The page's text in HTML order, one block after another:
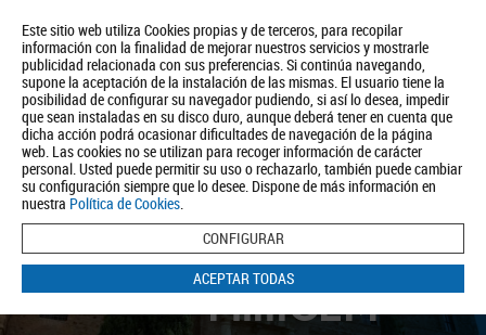
Este sitio web utiliza Cookies propias y de terceros, para recopilar
información con la finalidad de mejorar nuestros servicios y mostrarle
publicidad relacionada con sus preferencias. Si continúa navegando,
supone la aceptación de la instalación de las mismas. El usuario tiene la
posibilidad de configurar su navegador pudiendo, si así lo desea, impedir
que sean instaladas en su disco duro, aunque deberá tener en cuenta que
dicha acción podrá ocasionar dificultades de navegación de la página
web. Las cookies no se utilizan para recoger información de carácter
personal. Usted puede permitir su uso o rechazarlo, también puede cambiar
su configuración siempre que lo desee. Dispone de más información en
nuestra Política de Cookies.
CONFIGURAR
ACEPTAR TODAS
About us Tourism Política de Privacidad Aviso Legal Política de Cookies
BUSCAR
#FilmCLM